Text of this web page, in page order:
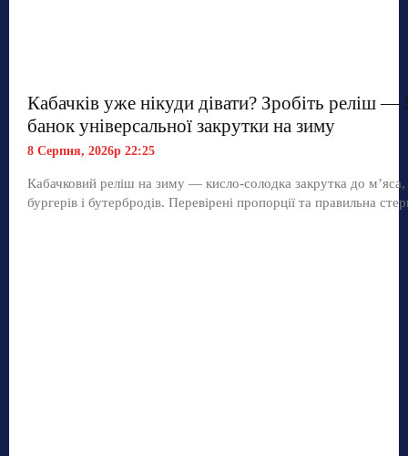
Кабачків уже нікуди дівати? Зробіть реліш —
банок універсальної закрутки на зиму
8 Серпня, 2026р 22:25
Кабачковий реліш на зиму — кисло-солодка закрутка до м’яса,
бургерів і бутербродів. Перевірені пропорції та правильна